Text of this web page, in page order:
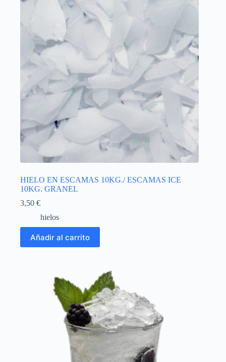
HIELO EN ESCAMAS 10KG./ ESCAMAS ICE
10KG. GRANEL
3,50 €
hielos
Añadir al carrito